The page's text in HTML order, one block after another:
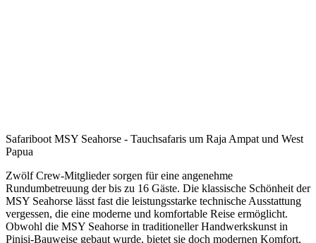
Safariboot MSY Seahorse - Tauchsafaris um Raja Ampat und West
Papua
Zwölf Crew-Mitglieder sorgen für eine angenehme
Rundumbetreuung der bis zu 16 Gäste. Die klassische Schönheit der
MSY Seahorse lässt fast die leistungsstarke technische Ausstattung
vergessen, die eine moderne und komfortable Reise ermöglicht.
Obwohl die MSY Seahorse in traditioneller Handwerkskunst in
Pinisi-Bauweise gebaut wurde, bietet sie doch modernen Komfort,